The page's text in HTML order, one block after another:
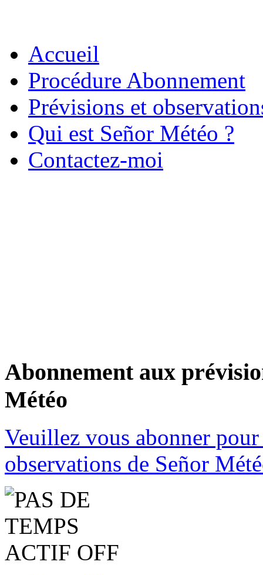
Accueil
Procédure Abonnement
Prévisions et
Qui est Señor Météo ?
Contactez-moi
Abonnement aux
Météo
Veuillez vous abonner
observations de Señor